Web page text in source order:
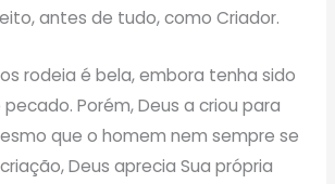
antes de tudo, como Criador.
rodeia é bela, embora tenha sido
Porém, Deus a criou para
que o homem nem sempre se
Deus aprecia Sua própria